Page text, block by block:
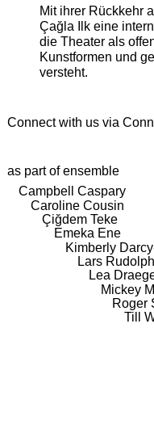
Mit ihrer Rückkehr
Çağla Ilk eine
die Theater als
Kunstformen und
versteht.
Connect with us via
as part of ensemble
Campbell Caspary
Caroline Cousin
Çiğdem Teke
Emeka Ene
Kimberly
Lars Rudolph
Lea
Mickey
Roger
Till